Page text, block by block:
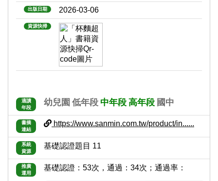
出版日期 2026-03-06
資源快掃
適讀
年段
幼兒園 低年段 中年段 高年段 國中
書摘
連結
https://www.sanmin.com.tw/product/in......
系統
資源
基礎認證題目 11
推廣
運用
基礎認證：53次，通過：34次；通過率：